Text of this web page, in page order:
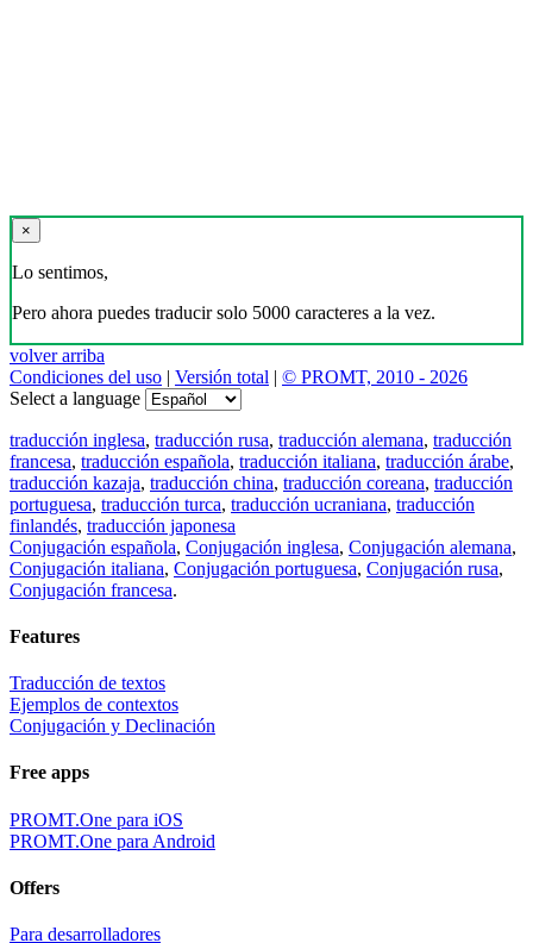
×
Lo sentimos,
Pero ahora puedes traducir solo 5000 caracteres a la vez.
volver arriba
Condiciones del uso | Versión total | © PROMT, 2010 - 2026
Select a language
traducción inglesa, traducción rusa, traducción alemana, traducción
francesa, traducción española, traducción italiana, traducción árabe,
traducción kazaja, traducción china, traducción coreana, traducción
portuguesa, traducción turca, traducción ucraniana, traducción
finlandés, traducción japonesa
Conjugación española, Conjugación inglesa, Conjugación alemana,
Conjugación italiana, Conjugación portuguesa, Conjugación rusa,
Conjugación francesa.
Features
Traducción de textos
Ejemplos de contextos
Conjugación y Declinación
Free apps
PROMT.One para iOS
PROMT.One para Android
Offers
Para desarrolladores